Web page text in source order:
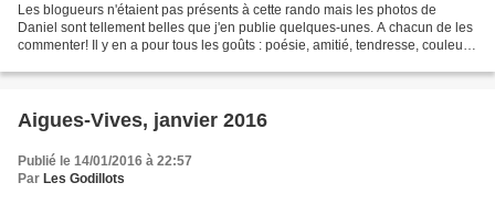
Les blogueurs n'étaient pas présents à cette rando mais les photos de
Daniel sont tellement belles que j'en publie quelques-unes. A chacun de les
commenter! Il y en a pour tous les goûts : poésie, amitié, tendresse, couleur
Aigues-Vives, janvier 2016
Publié le 14/01/2016 à 22:57
Par Les Godillots